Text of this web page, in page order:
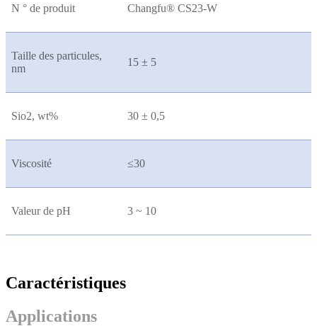
N ° de produit Changfu® CS23-W
Taille des particules,
nm
15 ± 5
Sio2, wt% 30 ± 0,5
Viscosité ≤30
Valeur de pH 3 ~ 10
Caractéristiques
Applications